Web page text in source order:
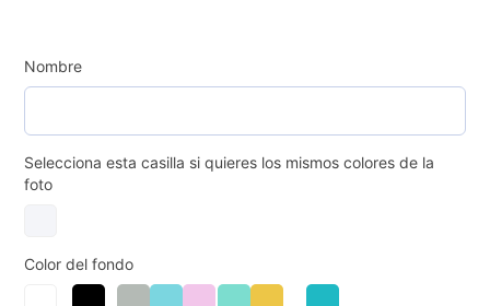
Nombre
Selecciona esta casilla si quieres los mismos colores de la
foto
Color del fondo